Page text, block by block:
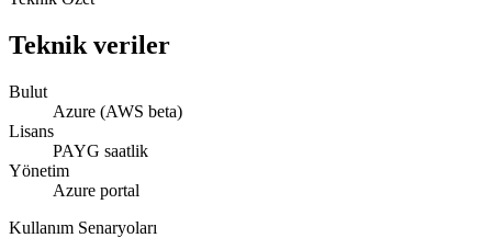
Teknik veriler
Bulut
Azure (AWS beta)
Lisans
PAYG saatlik
Yönetim
Azure portal
Kullanım Senaryoları